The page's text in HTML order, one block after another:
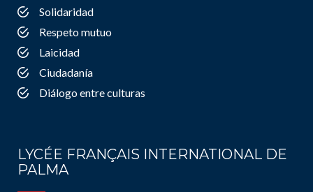
Solidaridad
Respeto mutuo
Laicidad
Ciudadanía
Diálogo entre culturas
LYCÉE FRANÇAIS INTERNATIONAL DE
PALMA